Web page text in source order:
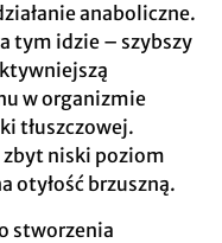
anaboliczne.
tym idzie – szybszy
w organizmie
tłuszczowej.
niski poziom
otyłość brzuszną.
stworzenia